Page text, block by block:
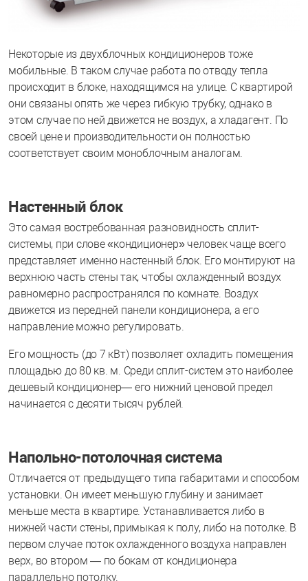
Некоторые из двухблочных кондиционеров тоже
мобильные. В таком случае работа по отводу тепла
происходит в блоке, находящимся на улице. С квартирой
они связаны опять же через гибкую трубку, однако в
этом случае по ней движется не воздух, а хладагент. По
своей цене и производительности он полностью
соответствует своим моноблочным аналогам.
Настенный блок
Это самая востребованная разновидность сплит-
системы, при слове «кондиционер» человек чаще всего
представляет именно настенный блок. Его монтируют на
верхнюю часть стены так, чтобы охлажденный воздух
равномерно распространялся по комнате. Воздух
движется из передней панели кондиционера, а его
направление можно регулировать.
Его мощность (до 7 кВт) позволяет охладить помещения
площадью до 80 кв. м. Среди сплит-систем это наиболее
дешевый кондиционер— его нижний ценовой предел
начинается с десяти тысяч рублей.
Напольно-потолочная система
Отличается от предыдущего типа габаритами и способом
установки. Он имеет меньшую глубину и занимает
меньше места в квартире. Устанавливается либо в
нижней части стены, примыкая к полу, либо на потолке. В
первом случае поток охлажденного воздуха направлен
верх, во втором — по бокам от кондиционера
параллельно потолку.